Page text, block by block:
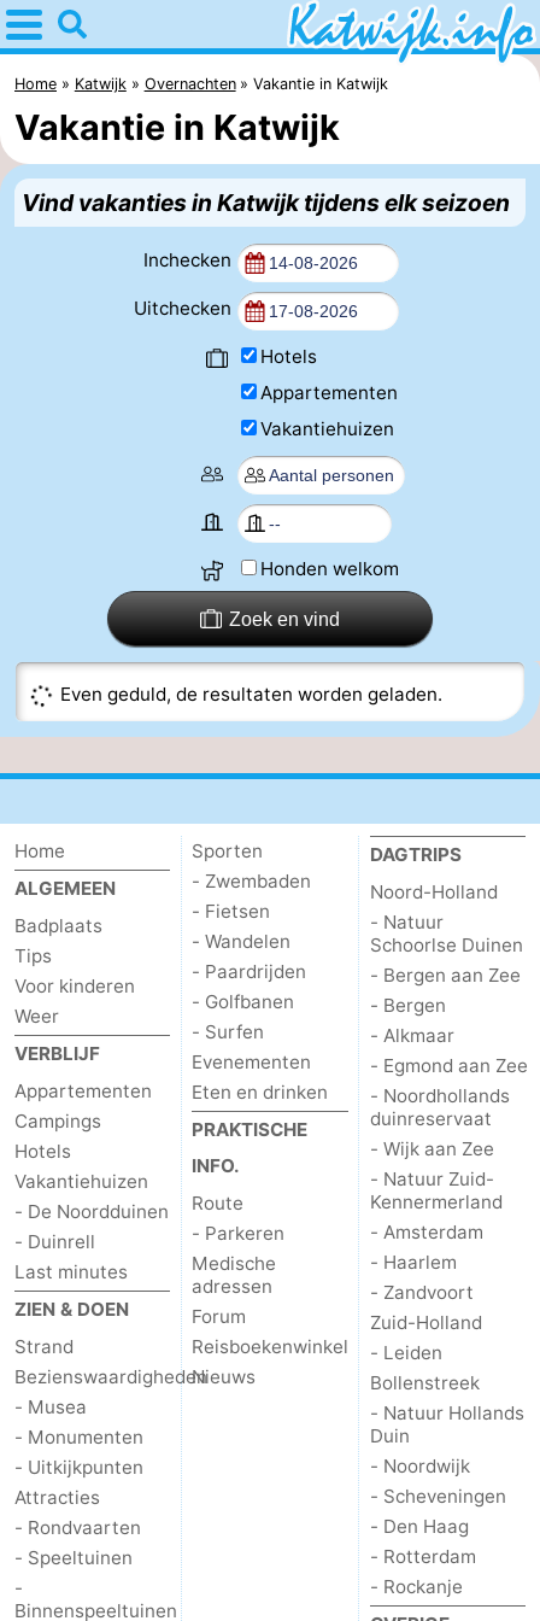
Home
Katwijk
Tips
Voor
Appartementen
Noordduinen
Zien
&
doen
Bezienswaardigheden
-
Musea
-
Monumenten
-
Uitkijkpunten
Attracties
-
Rondvaarten
-
Binnenspeeltuinen
-
Experiences
Wellness
&
Steden
Natuur
Sporten
-
Zwembaden
Fietsen
-
Home Katwijk Overnachten Vakantie in Katwijk
Vakantie in Katwijk
Vind vakanties in Katwijk tijdens elk seizoen
Inchecken
Uitchecken
Hotels
Appartementen
Vakantiehuizen
Honden welkom
Zoek en vind
Even geduld, de resultaten worden geladen.
Home
ALGEMEEN
Badplaats
Tips
Voor kinderen
Weer
VERBLIJF
Appartementen
Campings
Hotels
Vakantiehuizen
- De Noordduinen
- Duinrell
Last minutes
ZIEN & DOEN
Strand
Bezienswaardigheden
- Musea
- Monumenten
- Uitkijkpunten
Attracties
- Rondvaarten
- Speeltuinen
-
Binnenspeeltuinen
Sporten
- Zwembaden
- Fietsen
- Wandelen
- Paardrijden
- Golfbanen
- Surfen
Evenementen
Eten en drinken
PRAKTISCHE
INFO.
Route
- Parkeren
Medische
adressen
Forum
Reisboekenwinkel
Nieuws
DAGTRIPS
Noord-Holland
- Natuur
Schoorlse Duinen
- Bergen aan Zee
- Bergen
- Alkmaar
- Egmond aan Zee
- Noordhollands
duinreservaat
- Wijk aan Zee
- Natuur Zuid-
Kennermerland
- Amsterdam
- Haarlem
- Zandvoort
Zuid-Holland
- Leiden
Bollenstreek
- Natuur Hollands
Duin
- Noordwijk
- Scheveningen
- Den Haag
- Rotterdam
- Rockanje